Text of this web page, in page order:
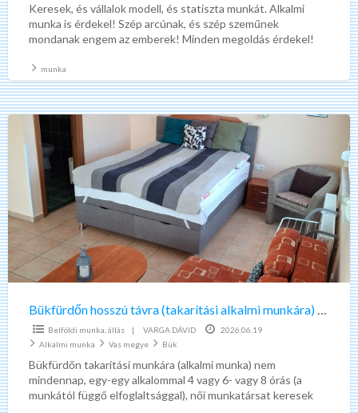
Keresek, és vállalok modell, és statiszta munkát. Alkalmi
munka is érdekel! Szép arcúnak, és szép szeműnek
mondanak engem az emberek! Minden megoldás érdekel!
munka
Bükfürdőn
hosszú
távra
(takarítási
alkalmi
munkára)
csak
a
közelben
lakót
(5-
15
km
)
keresek
Bükfürdőn hosszú távra (takarítási alkalmi munkára) csak a közelben lakót (5-15 km ) keresek
Belföldi munka, állás | VARGA DÁVID
2026.06.19
Alkalmi munka
Vas megye Bük
Bükfürdőn takarítási munkára (alkalmi munka) nem
mindennap, egy-egy alkalommal 4 vagy 6- vagy 8 órás (a
munkától függő elfoglaltsággal), női munkatársat keresek